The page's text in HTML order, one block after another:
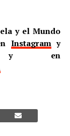
y el Mundo
Instagramy
en